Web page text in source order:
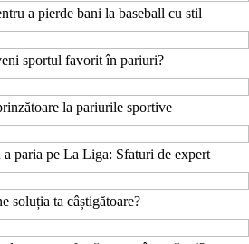
a pierde bani la baseball cu stil
sportul favorit în pariuri?
la pariurile sportive
a paria pe La Liga: Sfaturi de expert
soluția ta câștigătoare?